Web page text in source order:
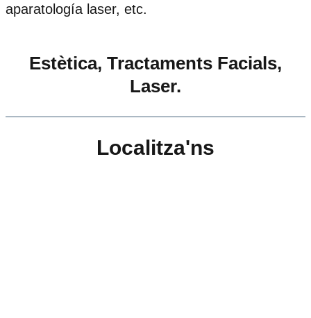
aparatología laser, etc.
Estètica, Tractaments Facials,
Laser.
Localitza'ns